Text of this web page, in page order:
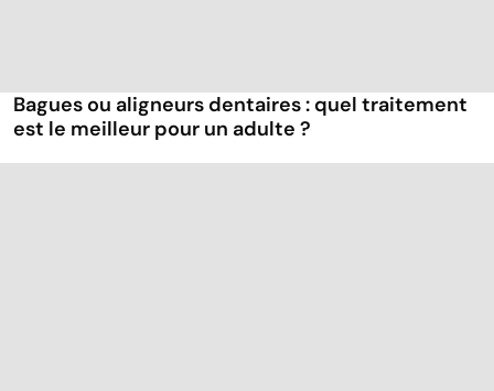
Bagues ou aligneurs dentaires : quel traitement
est le meilleur pour un adulte ?